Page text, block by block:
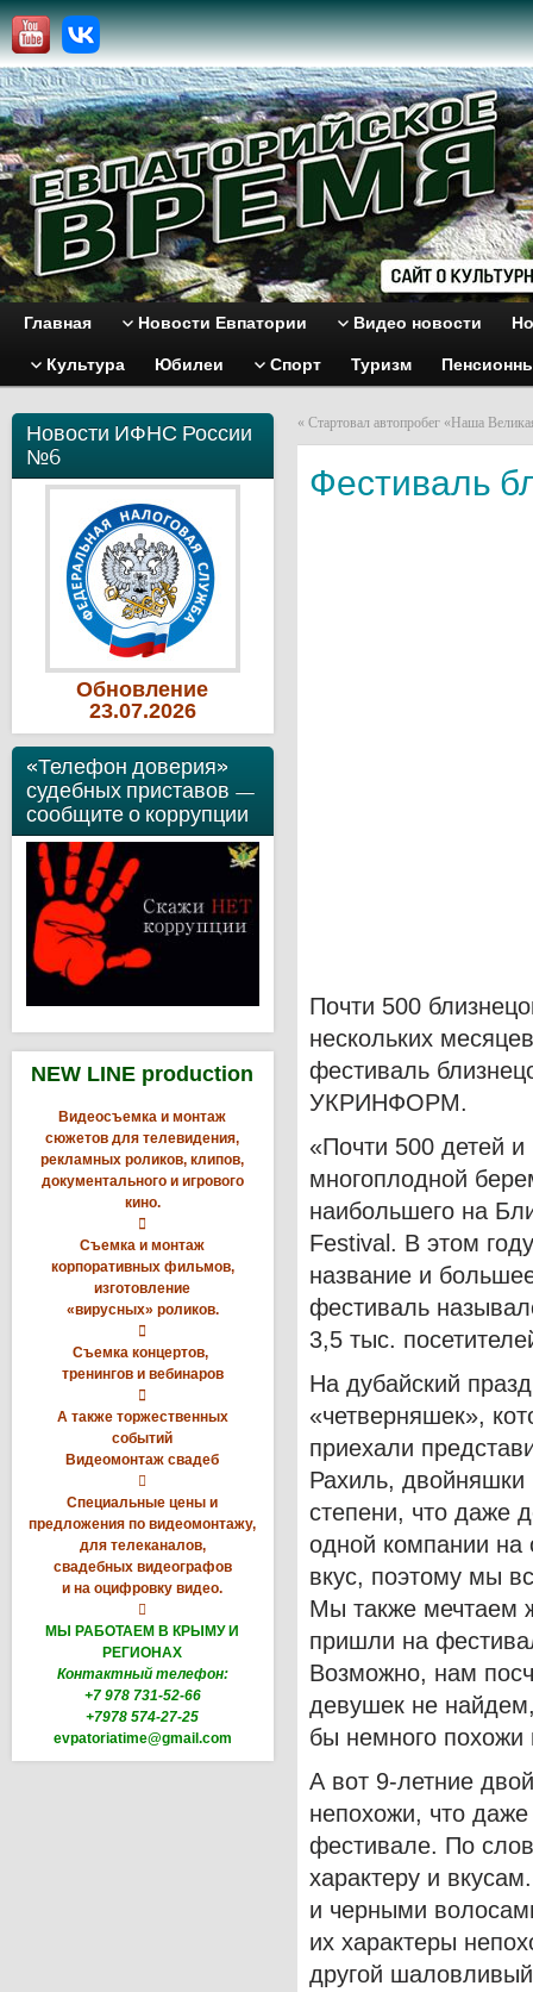
Главная Новости Евпатории Видео новости
Культура Юбилеи Спорт Туризм
Новости ИФНС России
№6
Обновление
23.07.2026
«Телефон доверия»
судебных приставов —
сообщите о коррупции
NEW LINE production
Видеосъемка и монтаж
сюжетов для телевидения,
рекламных роликов, клипов,
документального и игрового
кино.

Съемка и монтаж
корпоративных фильмов,
изготовление
«вирусных» роликов.

Съемка концертов,
тренингов и вебинаров

А также торжественных
событий
Видеомонтаж свадеб

Специальные цены и
предложения по видеомонтажу,
для телеканалов,
свадебных видеографов
и на оцифровку видео.

МЫ РАБОТАЕМ В КРЫМУ И
РЕГИОНАХ
Контактный телефон:
+7 978 731-52-66
+7978 574-27-25
evpatoriatime@gmail.com
« Стартовал автопробег «Наша
Фестиваль
Почти 500
нескольких
фестиваль
УКРИНФОРМ.
«Почти 500 детей и
многоплодной
наибольшего на
Festival. В этом
название и
фестиваль
3,5 тыс.
На дубайский
«четверняшек»,
приехали
Рахиль, двойняшки
степени, что даже
одной компании на
вкус, поэтому мы
Мы также мечтаем
пришли на
Возможно, нам
девушек не
бы немного
А вот 9-летние
непохожи, что
фестивале. По
характеру и
и черными
их характеры
другой